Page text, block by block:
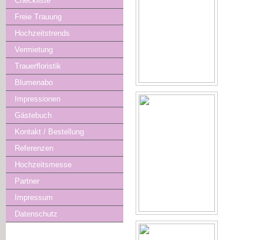
Freie Trauung
Hochzeitstrends
Vermietung
Trauerfloristik
Blumenabo
Impressionen
Gästebuch
Kontakt / Bestellung
Referenzen
Hochzeitsmesse
Partner
Impressum
Datenschutz